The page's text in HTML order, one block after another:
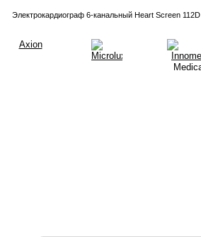
Электрокардиограф 6-канальный Heart Screen 112D